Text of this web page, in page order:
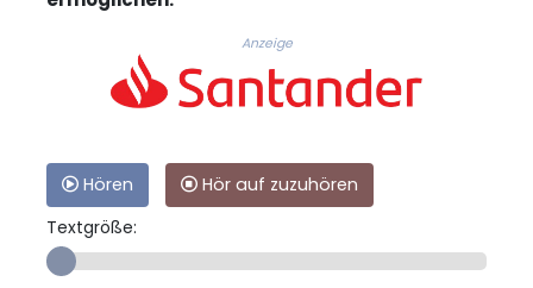
Anzeige
Hören
Hör auf zuzuhören
Textgröße: